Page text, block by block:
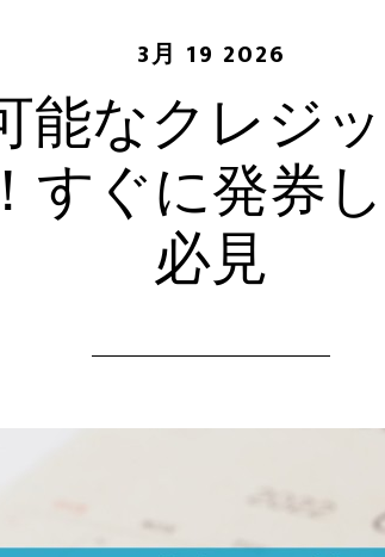
3月 19 2026
能なクレジ
すぐに発券
必見